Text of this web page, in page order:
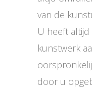
van de
U heeft
kunstwerk
door u